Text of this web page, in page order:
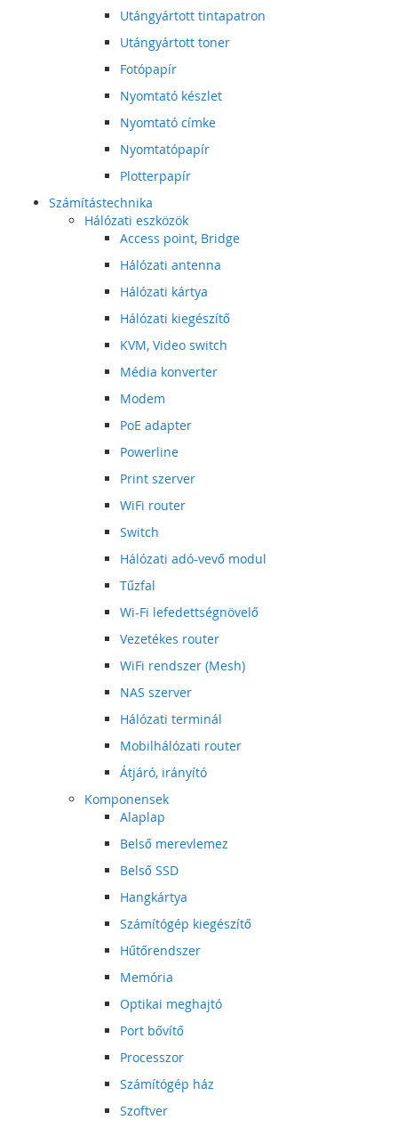
Utángyártott tintapatron
Utángyártott toner
Fotópapír
Nyomtató készlet
Nyomtató címke
Nyomtatópapír
Plotterpapír
Számítástechnika
Hálózati eszközök
Access point, Bridge
Hálózati antenna
Hálózati kártya
Hálózati kiegészítő
KVM, Video switch
Média konverter
Modem
PoE adapter
Powerline
Print szerver
WiFi router
Switch
Hálózati adó-vevő modul
Tűzfal
Wi-Fi lefedettségnövelő
Vezetékes router
WiFi rendszer (Mesh)
NAS szerver
Hálózati terminál
Mobilhálózati router
Átjáró, irányító
Komponensek
Alaplap
Belső merevlemez
Belső SSD
Hangkártya
Számítógép kiegészítő
Hűtőrendszer
Memória
Optikai meghajtó
Port bővítő
Processzor
Számítógép ház
Szoftver